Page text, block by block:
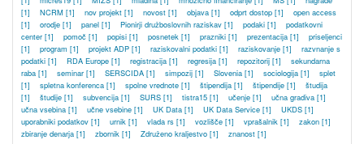
[1]
NCRM [1] nov projekt [1] novost [1] objava [1] odprt dostop [1]
open access
[1]
orodje [1] panel [1] Pionirji družboslovnih raziskav [1] podaki [1]
podatkovni
center [1] pomoč [1] popisi [1] posnetek [1] prazniki [1] prezentacija [1]
priseljenci
[1]
program [1] projekt ADP [1] raziskovalni podatki [1] raziskovanje [1]
razvnanje s
podatki [1] RDA Europe [1] registracija [1] regresija [1] repozitorij [1]
sekundarna
raba [1] seminar [1] SERSCIDA [1] simpozij [1] Slovenia [1] sociologija [1]
splet
[1]
spletna konferenca [1] spolne vrednote [1] štipendija [1] štipendije [1]
študija
[1]
študije [1] subvencija [1] SURS [1] tistra15 [1] učenje [1] učna gradiva [1]
učna vsebina [1] učne vsebine [1] UK Data [1] UK Data Service [1] UKDS [1]
uporabniki podatkov [1] urnik [1] vlada rs [1] vozlišče [1] vprašalnik [1] zakon [1]
zbiranje denarja [1] zbornik [1] Združeno kraljestvo [1] znanost [1]